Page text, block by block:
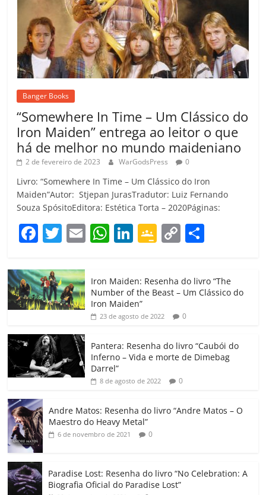
Banger Books
“Somewhere In Time – Um Clássico do
Iron Maiden” entrega ao leitor o que
há de melhor no mundo maideniano
2 de fevereiro de 2023 WarGodsPress 0
Livro: “Somewhere In Time – Um Clássico do Iron
Maiden”Autor: Stjepan JurasTradutor: Luiz Fernando
Souza SpósitoEditora: Estética Torta – 2020Páginas:
F
c
e
b
o
o
k
T
itt
er
E W
at
s
A
p
Li
e
dI
G
gl
e
Cl
a
ss
ro
o
C
p
y
Li
k
m
p
h
ar
Iron Maiden: Resenha do livro “The
Number of the Beast – Um Clássico do
Iron Maiden”
23 de agosto de 2022 0
Pantera: Resenha do livro “Caubói do
Inferno – Vida e morte de Dimebag
Darrel”
8 de agosto de 2022 0
Andre Matos: Resenha do livro “Andre Matos – O
Maestro do Heavy Metal”
6 de novembro de 2021 0
Paradise Lost: Resenha do livro “No Celebration: A
Biografia Oficial do Paradise Lost”